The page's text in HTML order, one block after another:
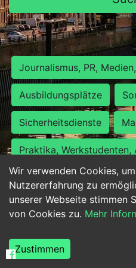
Wir verwenden Cookies,
Nutzererfahrung zu
unserer Webseite stimmen
von Cookies zu. Mehr
Zustimmen
Journalismus, PR,
Ausbildungsplätze
Sicherheitsdienste
Praktika, Werkstudenten,
Personalwesen
Hilfskräfte, Aushilfs- und
Weiterbildung, Studium,